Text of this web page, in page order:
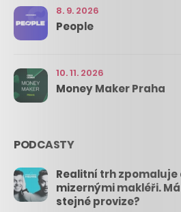
8. 9. 2026
People
10. 11. 2026
Money Maker Praha
PODCASTY
Realitní trh zpomaluje
mizernými makléři.
stejné provize?